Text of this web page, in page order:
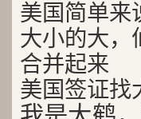
美国简单来
大小的大，
合并起来
美国签证找